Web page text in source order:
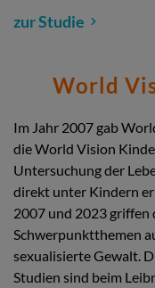
zur Studie
World
Im Jahr 2007 gab
die World Vision
Untersuchung der
direkt unter Kindern
2007 und 2023 griffen
Schwerpunktthemen
sexualisierte Gewalt.
Studien sind beim